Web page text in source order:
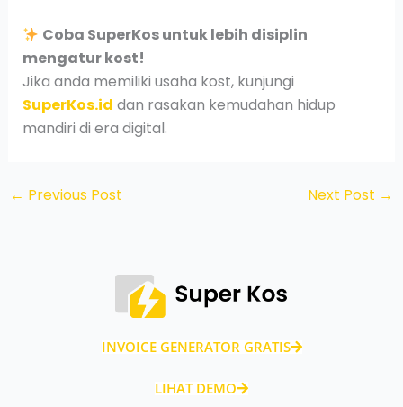
Coba SuperKos untuk lebih disiplin
mengatur kost!
Jika anda memiliki usaha kost, kunjungi
SuperKos.id dan rasakan kemudahan hidup
mandiri di era digital.
← Previous Post Next Post →
INVOICE GENERATOR GRATIS
LIHAT DEMO